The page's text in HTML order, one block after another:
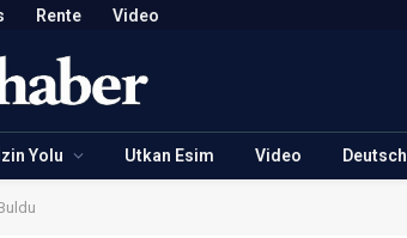
Rente Video
Yolu Utkan Esim Video Deutsch